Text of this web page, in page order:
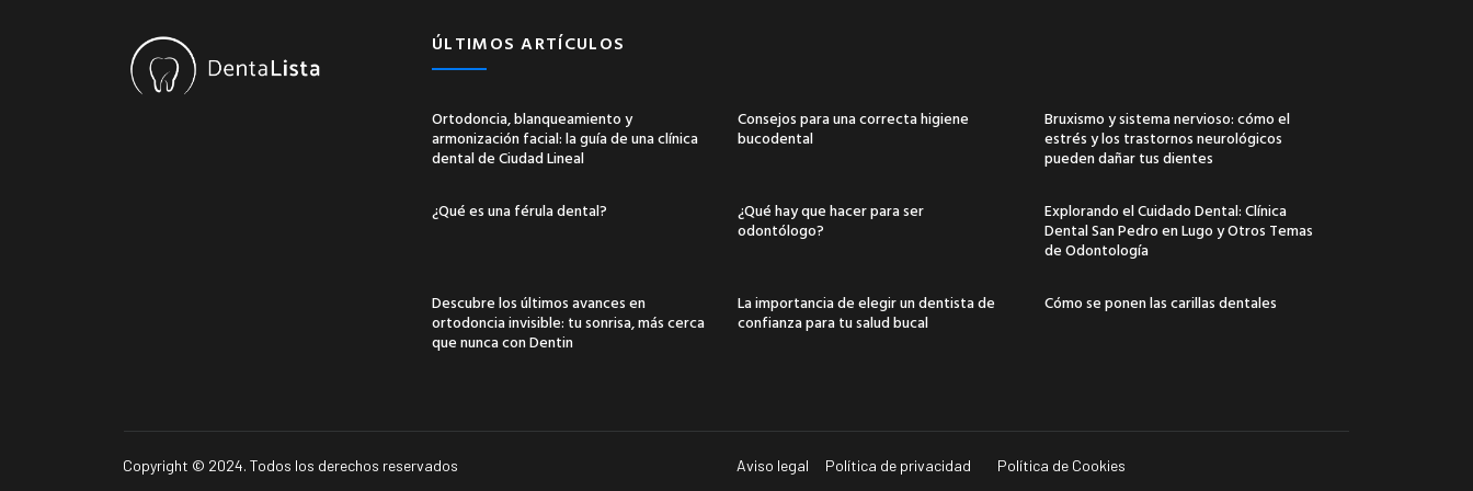
ÚLTIMOS ARTÍCULOS
Ortodoncia, blanqueamiento y
armonización facial: la guía de una clínica
dental de Ciudad Lineal
Consejos para una correcta higiene
bucodental
Bruxismo y sistema nervioso: cómo el
estrés y los trastornos neurológicos
pueden dañar tus dientes
¿Qué es una férula dental?
¿Qué hay que hacer para ser
odontólogo?
Explorando el Cuidado Dental: Clínica
Dental San Pedro en Lugo y Otros Temas
de Odontología
Descubre los últimos avances en
ortodoncia invisible: tu sonrisa, más cerca
que nunca con Dentin
La importancia de elegir un dentista de
confianza para tu salud bucal
Cómo se ponen las carillas dentales
Copyright © 2024. Todos los derechos reservados Aviso legal Política de privacidad Política de Cookies